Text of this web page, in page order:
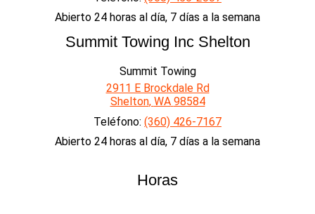
Abierto 24 horas al día, 7 días a la semana
Summit Towing Inc Shelton
Summit Towing
2911 E Brockdale Rd
Shelton, WA 98584
Teléfono: (360) 426-7167
Abierto 24 horas al día, 7 días a la semana
Horas